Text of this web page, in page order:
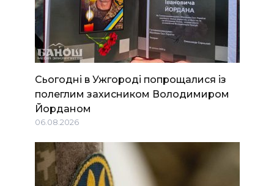
Сьогодні в Ужгороді попрощалися із
полеглим захисником Володимиром
Йорданом
06.08.2026